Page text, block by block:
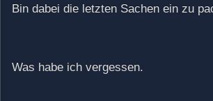
Bin dabei die letzten Sachen ein zu
Was habe ich vergessen.